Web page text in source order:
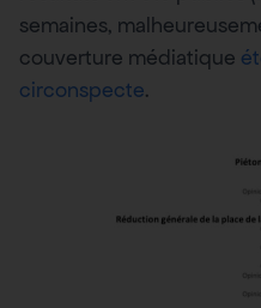
semaines,
couverture médiatique
circonspecte.